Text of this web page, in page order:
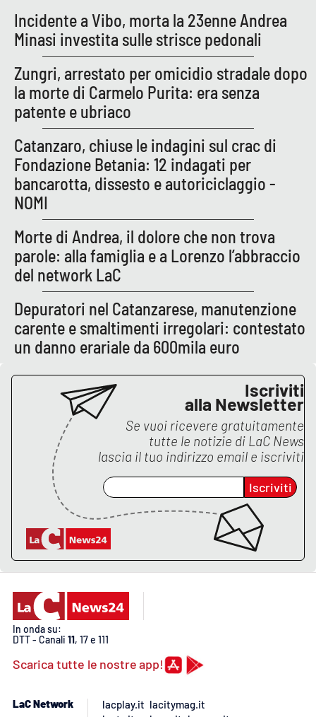
Ilvibonese.it
Catanzarochannel.it
APP
Android
Apple
Incidente a Vibo, morta la 23enne Andrea
Minasi investita sulle strisce pedonali
Zungri, arrestato per omicidio stradale dopo
la morte di Carmelo Purita: era senza
patente e ubriaco
Catanzaro, chiuse le indagini sul crac di
Fondazione Betania: 12 indagati per
bancarotta, dissesto e autoriciclaggio -
NOMI
Morte di Andrea, il dolore che non trova
parole: alla famiglia e a Lorenzo l’abbraccio
del network LaC
Depuratori nel Catanzarese, manutenzione
carente e smaltimenti irregolari: contestato
un danno erariale da 600mila euro
Iscriviti
alla Newsletter
Se vuoi ricevere gratuitamente
tutte le notizie di LaC News
lascia il tuo indirizzo email e iscriviti
Iscriviti
In onda su:
DTT - Canali 11, 17 e 111
Scarica tutte le nostre app!
LaC Network
lacplay.it lacitymag.it